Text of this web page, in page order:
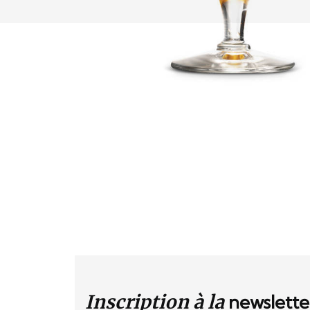
Inscription à la